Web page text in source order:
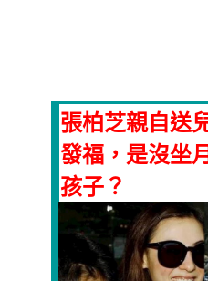
張柏芝親自送
發福，是沒坐
孩子？